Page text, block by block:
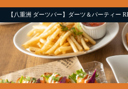
【八重洲 ダーツバー】ダーツ＆パーティー